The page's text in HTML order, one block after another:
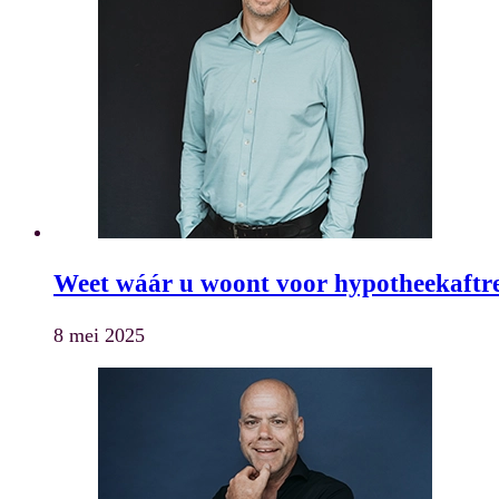
Weet wáár u woont voor
8 mei 2025